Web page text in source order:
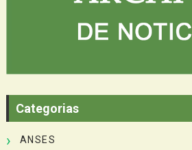
Categorias
ANSES